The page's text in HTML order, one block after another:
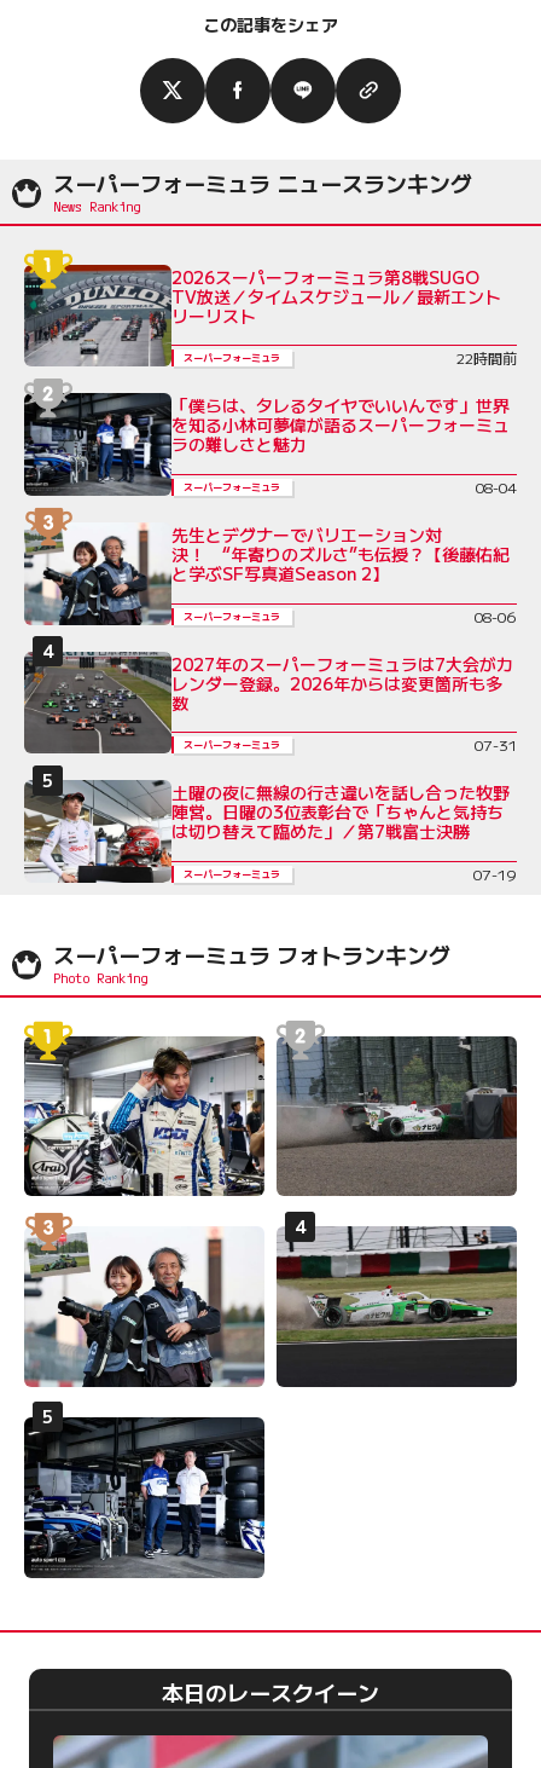
この記事をシェア
スーパーフォーミュラ ニュースランキング
2026スーパーフォーミュラ第8戦SUGO
TV放送／タイムスケジュール／最新エント
リーリスト
スーパーフォーミュラ 22時間前
「僕らは、タレるタイヤでいいんです」世界
を知る小林可夢偉が語るスーパーフォーミュ
ラの難しさと魅力
スーパーフォーミュラ 08-04
先生とデグナーでバリエーション対
決！ “年寄りのズルさ”も伝授？【後藤佑紀
と学ぶSF写真道Season 2】
スーパーフォーミュラ 08-06
2027年のスーパーフォーミュラは7大会がカ
レンダー登録。2026年からは変更箇所も多
数
スーパーフォーミュラ 07-31
土曜の夜に無線の行き違いを話し合った牧野
陣営。日曜の3位表彰台で「ちゃんと気持ち
は切り替えて臨めた」／第7戦富士決勝
スーパーフォーミュラ 07-19
スーパーフォーミュラ フォトランキング
本日のレースクイーン